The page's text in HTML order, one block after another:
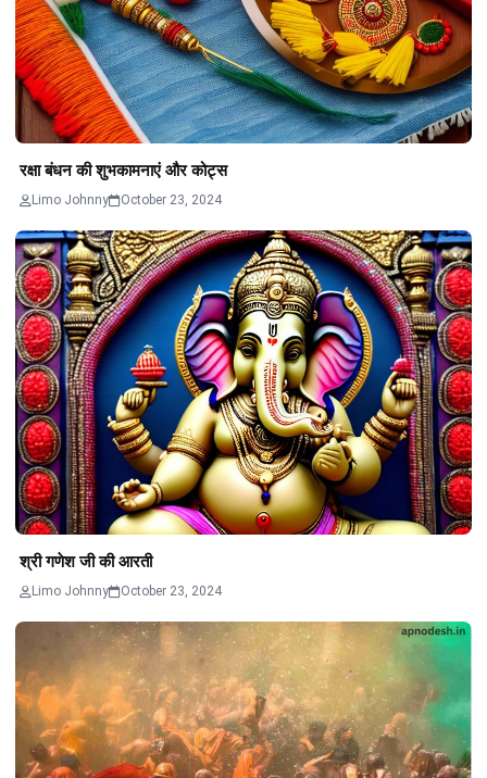
रक्षा बंधन की शुभकामनाएं और कोट्स
Limo Johnny October 23, 2024
श्री गणेश जी की आरती
Limo Johnny October 23, 2024